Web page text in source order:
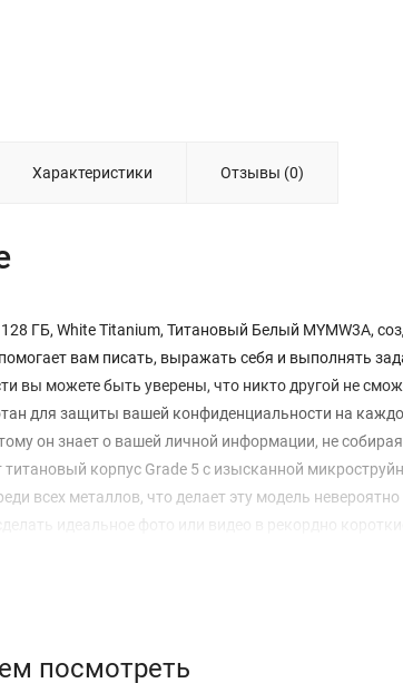
Характеристики Отзывы (0)
ГБ, White Titanium, Титановый Белый MYMW3A,
вам писать, выражать себя и выполнять
вы можете быть уверены, что никто другой не
для защиты вашей конфиденциальности на
он знает о вашей личной информации, не собирая
титановый корпус Grade 5 с изысканной
всех металлов, что делает эту модель
идеальное фото или видео в рекордно
инструментам камеры . Просто проведите пальцем,
способности памяти. Он также управляет
посмотреть